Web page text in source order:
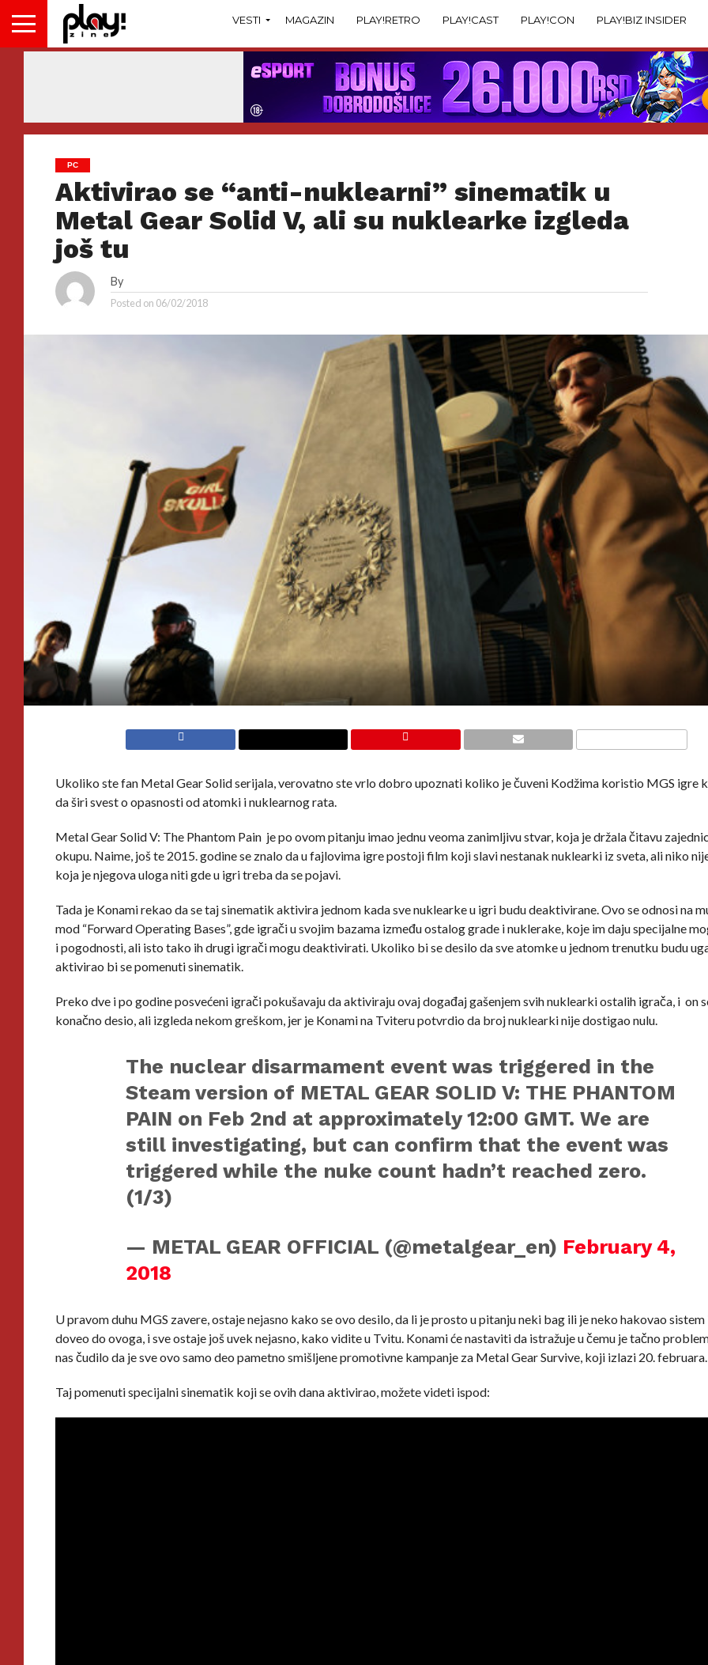
VESTI MAGAZIN PLAY!RETRO PLAY!CAST PLAY!CON PLAY!BIZ INSIDER
PC
Aktivirao se “anti-nuklearni” sinematik u
Metal Gear Solid V, ali su nuklearke izgleda
još tu
By
Posted on 06/02/2018
Ukoliko ste fan Metal Gear Solid serijala, verovatno ste vrlo dobro upoznati koliko je čuveni Kodžima koristio MGS igre
da širi svest o opasnosti od atomki i nuklearnog rata.
Metal Gear Solid V: The Phantom Pain je po ovom pitanju imao jednu veoma zanimljivu stvar, koja je držala čitavu
okupu. Naime, još te 2015. godine se znalo da u fajlovima igre postoji film koji slavi nestanak nuklearki iz sveta, ali niko
koja je njegova uloga niti gde u igri treba da se pojavi.
Tada je Konami rekao da se taj sinematik aktivira jednom kada sve nuklearke u igri budu deaktivirane. Ovo se odnosi na
mod “Forward Operating Bases”, gde igrači u svojim bazama između ostalog grade i nuklerake, koje im daju specijalne
i pogodnosti, ali isto tako ih drugi igrači mogu deaktivirati. Ukoliko bi se desilo da sve atomke u jednom trenutku budu
aktivirao bi se pomenuti sinematik.
Preko dve i po godine posvećeni igrači pokušavaju da aktiviraju ovaj događaj gašenjem svih nuklearki ostalih igrača, i on
konačno desio, ali izgleda nekom greškom, jer je Konami na Tviteru potvrdio da broj nuklearki nije dostigao nulu.
The nuclear disarmament event was triggered in the
Steam version of METAL GEAR SOLID V: THE PHANTOM
PAIN on Feb 2nd at approximately 12:00 GMT. We are
still investigating, but can confirm that the event was
triggered while the nuke count hadn’t reached zero.
(1/3)
— METAL GEAR OFFICIAL (@metalgear_en) February 4,
2018
U pravom duhu MGS zavere, ostaje nejasno kako se ovo desilo, da li je prosto u pitanju neki bag ili je neko hakovao sistem
doveo do ovoga, i sve ostaje još uvek nejasno, kako vidite u Tvitu. Konami će nastaviti da istražuje u čemu je tačno
nas čudilo da je sve ovo samo deo pametno smišljene promotivne kampanje za Metal Gear Survive, koji izlazi 20. februara.
Taj pomenuti specijalni sinematik koji se ovih dana aktivirao, možete videti ispod: